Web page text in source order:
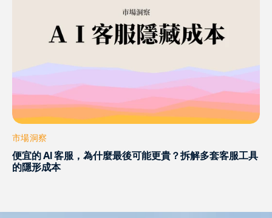
市場洞察
便宜的 AI 客服，為什麼最後可能更貴？拆解多套客服工具
的隱形成本